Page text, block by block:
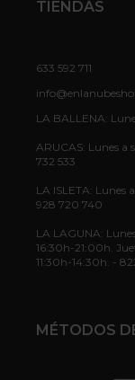
TIENDAS
633 592 711
LA BALLENA:
ARUCAS: Lunes a
732 533
LA ISLETA: Lunes
928 720 740
LA LAGUNA:
16:30h-21:00h.
11:30h-14:30h. -
MÉTODOS